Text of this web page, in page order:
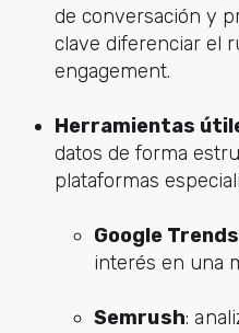
de conversación y
clave diferenciar el
engagement.
Herramientas
datos de forma
plataformas
Google Trends
interés en una
Semrush: